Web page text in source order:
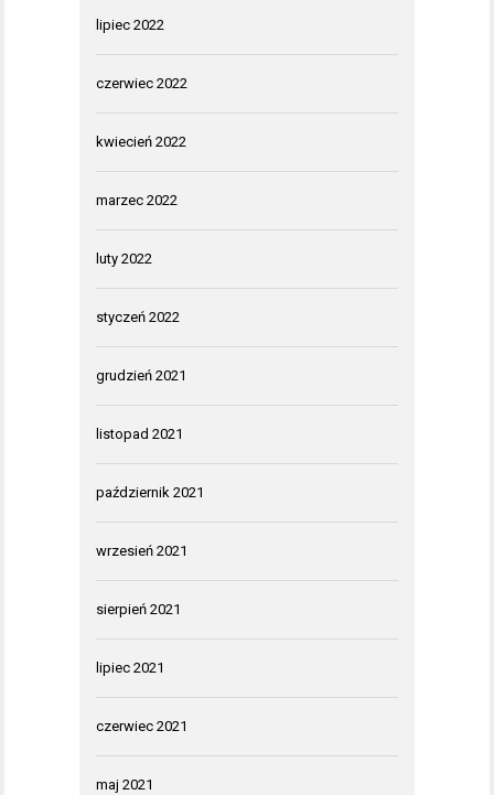
lipiec 2022
czerwiec 2022
kwiecień 2022
marzec 2022
luty 2022
styczeń 2022
grudzień 2021
listopad 2021
październik 2021
wrzesień 2021
sierpień 2021
lipiec 2021
czerwiec 2021
maj 2021